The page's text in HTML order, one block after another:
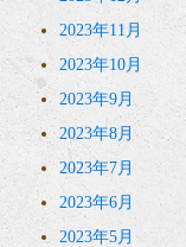
2023年11月
2023年10月
2023年9月
2023年8月
2023年7月
2023年6月
2023年5月